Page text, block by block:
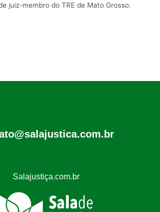
juiz-membro do TRE de Mato Grosso.
Salajustiça.com.br